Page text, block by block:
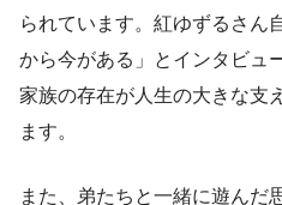
られています。紅ゆずるさん
から今がある」とインタビュ
家族の存在が人生の大きな支
ます。
また、弟たちと一緒に遊んだ